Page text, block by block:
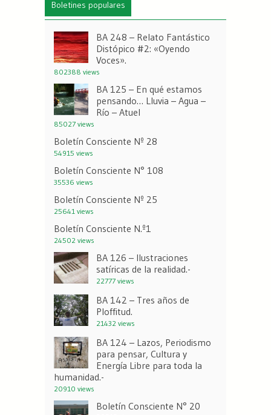
Boletines populares
BA 248 – Relato Fantástico
Distópico #2: «Oyendo
Voces».
802388 views
BA 125 – En qué estamos
pensando… Lluvia – Agua –
Río – Atuel
85027 views
Boletín Consciente Nº 28
54915 views
Boletín Consciente N° 108
35536 views
Boletín Consciente Nº 25
25641 views
Boletín Consciente N.º1
24502 views
BA 126 – Ilustraciones
satíricas de la realidad.-
22777 views
BA 142 – Tres años de
Ploffitud.
21432 views
BA 124 – Lazos, Periodismo
para pensar, Cultura y
Energía Libre para toda la
humanidad.-
20910 views
Boletín Consciente N° 20